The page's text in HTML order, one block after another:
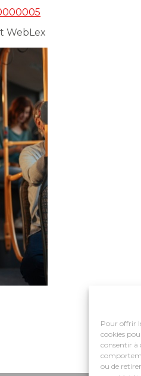
Pour offrir
cookies
consentir à
ou de
WebLex